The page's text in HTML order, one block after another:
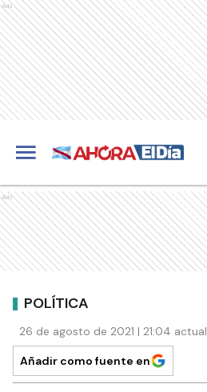
Ads
Ads
POLÍTICA
26 de agosto de 2021 | 21:04
Añadir como fuente en